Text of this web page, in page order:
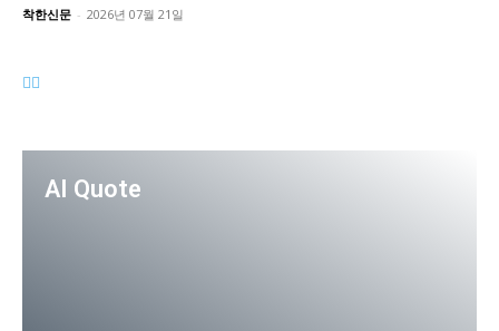
착한신문 - 2026년 07월 21일
AI Quote